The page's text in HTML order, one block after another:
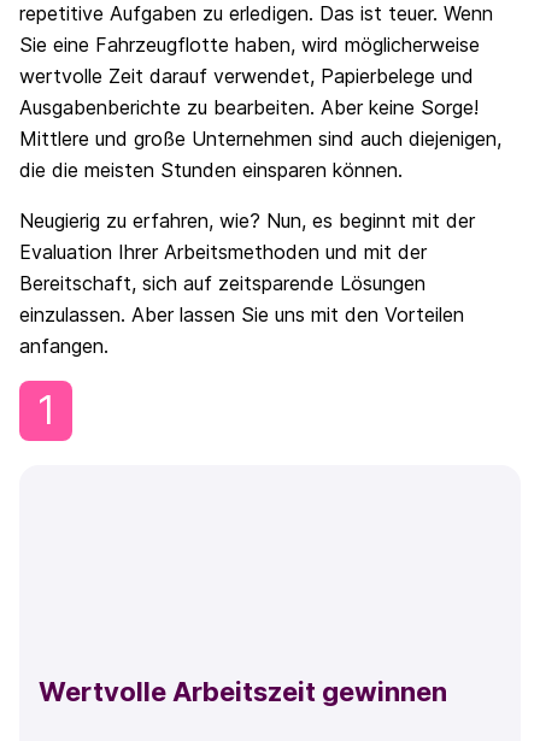
repetitive Aufgaben zu erledigen. Das ist teuer. Wenn
Sie eine Fahrzeugflotte haben, wird möglicherweise
wertvolle Zeit darauf verwendet, Papierbelege und
Ausgabenberichte zu bearbeiten. Aber keine Sorge!
Mittlere und große Unternehmen sind auch diejenigen,
die die meisten Stunden einsparen können.
Neugierig zu erfahren, wie? Nun, es beginnt mit der
Evaluation Ihrer Arbeitsmethoden und mit der
Bereitschaft, sich auf zeitsparende Lösungen
einzulassen. Aber lassen Sie uns mit den Vorteilen
anfangen.
1
Wertvolle Arbeitszeit gewinnen